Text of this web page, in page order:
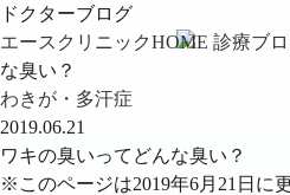
ドクターブログ
エースクリニックHOME 診療ブ
な臭い？
わきが・多汗症
2019.06.21
ワキの臭いってどんな臭い？
※このページは2019年6月21日に